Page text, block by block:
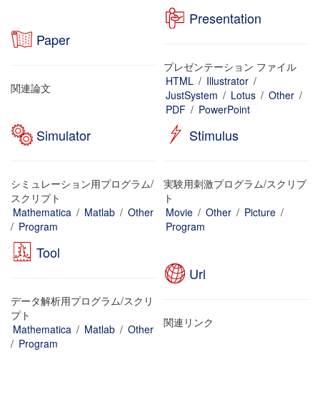
Paper
関連論文
Presentation
プレゼンテーション ファイル
HTML / Illustrator /
JustSystem / Lotus / Other /
PDF / PowerPoint
Simulator
シミュレーション用プログラム/
スクリプト
Mathematica / Matlab / Other
/ Program
Stimulus
実験用刺激プログラム/スクリプ
ト
Movie / Other / Picture /
Program
Tool
データ解析用プログラム/スクリ
プト
Mathematica / Matlab / Other
/ Program
Url
関連リンク